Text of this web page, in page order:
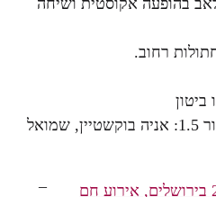
בהופעה אקוסטית ושיחה
רחוב.
ביטון
-'טוסובקה' – שירת הגירה דור 1.5: אניה בוקשטיין, שמואל
–